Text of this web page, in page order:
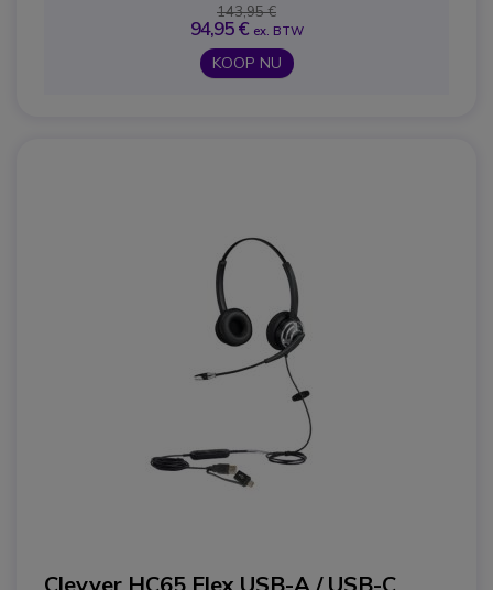
143,95 €
94,95 € ex. BTW
KOOP NU
Cleyver HC65 Flex USB-A / USB-C